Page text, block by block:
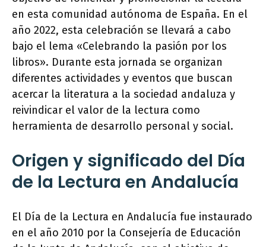
en esta comunidad autónoma de España. En el
año 2022, esta celebración se llevará a cabo
bajo el lema «Celebrando la pasión por los
libros». Durante esta jornada se organizan
diferentes actividades y eventos que buscan
acercar la literatura a la sociedad andaluza y
reivindicar el valor de la lectura como
herramienta de desarrollo personal y social.
Origen y significado del Día
de la Lectura en Andalucía
El Día de la Lectura en Andalucía fue instaurado
en el año 2010 por la Consejería de Educación